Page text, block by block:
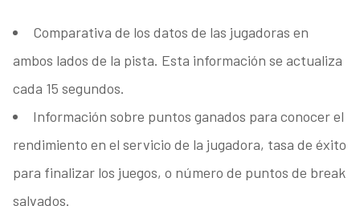
Comparativa de los datos de las jugadoras en
ambos lados de la pista. Esta información se actualiza
cada 15 segundos.
Información sobre puntos ganados para conocer el
rendimiento en el servicio de la jugadora, tasa de éxito
para finalizar los juegos, o número de puntos de break
salvados.